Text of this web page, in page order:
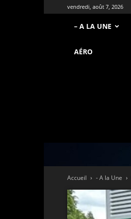
vendredi, août 7, 2026
– A LA UNE
AÉRO
Accueil
- A la Une